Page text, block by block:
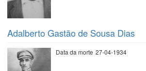
Adalberto Gastão de Sousa Dias
Data da morte 27-04-1934